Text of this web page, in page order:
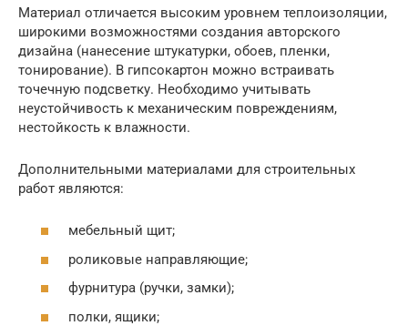
Материал отличается высоким уровнем теплоизоляции,
широкими возможностями создания авторского
дизайна (нанесение штукатурки, обоев, пленки,
тонирование). В гипсокартон можно встраивать
точечную подсветку. Необходимо учитывать
неустойчивость к механическим повреждениям,
нестойкость к влажности.
Дополнительными материалами для строительных
работ являются:
мебельный щит;
роликовые направляющие;
фурнитура (ручки, замки);
полки, ящики;